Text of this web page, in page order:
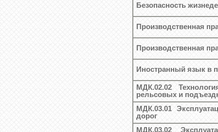
Безопасность
Производственная
Производственная
Иностранный язык в
МДК.02.02
рельсовых и
МДК.03.01
дорог
МДК.03.02